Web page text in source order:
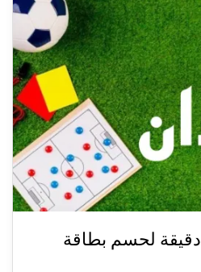
ديربي الشمال 90 دقيقة لحسم بطاقة